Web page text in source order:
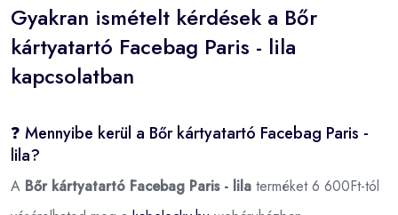
Gyakran ismételt kérdések a Bőr
kártyatartó Facebag Paris - lila
kapcsolatban
❓ Mennyibe kerül a Bőr kártyatartó Facebag Paris -
lila?
A Bőr kártyatartó Facebag Paris - lila terméket 6 600Ft-tól